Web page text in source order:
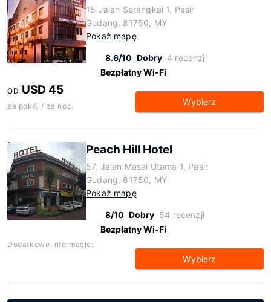
15 Jalan Serangkai 1, Pasir
Gudang, 81750, MY
Pokaż mapę
8.6/10 Dobry 4 recenzji
Bezpłatny Wi-Fi
OD USD 45
za pokój / za noc Wybierz
Peach Hill Hotel
57, Jalan Masai Utama 1, Pasir
Gudang, 81750, MY
Pokaż mapę
8/10 Dobry 54 recenzji
Bezpłatny Wi-Fi
Dodatkowe informacje:
Wybierz